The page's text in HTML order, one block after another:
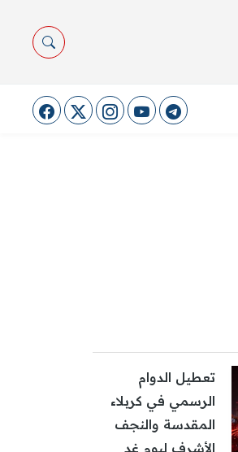
تعطيل الدوام
الرسمي في كربلاء
المقدسة والنجف
الأشرف ليوم غد